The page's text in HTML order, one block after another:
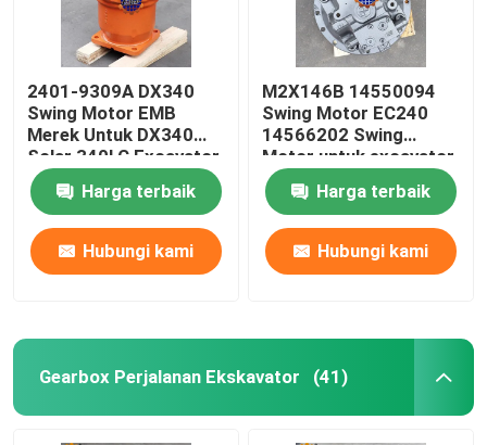
2401-9309A DX340
Swing Motor EMB
Merek Untuk DX340
Solar 340LC Excavator
Harga terbaik
Hubungi kami
M2X146B 14550094
Swing Motor EC240
14566202 Swing
Motor untuk excavator
Harga terbaik
Hubungi kami
Gearbox Perjalanan Ekskavator (41)